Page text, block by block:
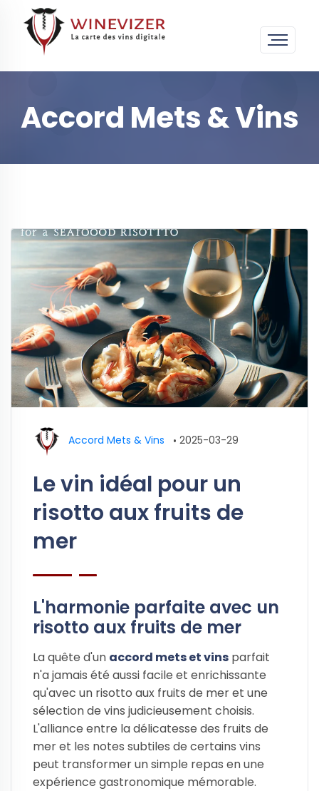
Accord Mets & Vins
Accord Mets & Vins • 2025-03-29
Le vin idéal pour un
risotto aux fruits de
mer
L'harmonie parfaite avec un
risotto aux fruits de mer
La quête d'un accord mets et vins parfait
n'a jamais été aussi facile et enrichissante
qu'avec un risotto aux fruits de mer et une
sélection de vins judicieusement choisis.
L'alliance entre la délicatesse des fruits de
mer et les notes subtiles de certains vins
peut transformer un simple repas en une
expérience gastronomique mémorable.